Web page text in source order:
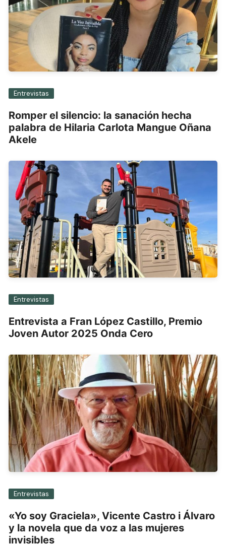
Entrevistas
Romper el silencio: la sanación hecha
palabra de Hilaria Carlota Mangue Oñana
Akele
Entrevistas
Entrevista a Fran López Castillo, Premio
Joven Autor 2025 Onda Cero
Entrevistas
«Yo soy Graciela», Vicente Castro i Álvaro
y la novela que da voz a las mujeres
invisibles